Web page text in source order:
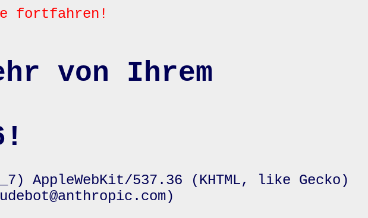
fortfahren!
von Ihrem
AppleWebKit/537.36 (KHTML, like Gecko)